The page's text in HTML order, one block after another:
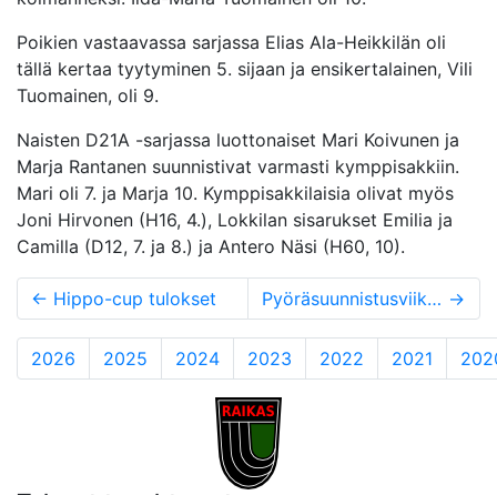
Poikien vastaavassa sarjassa Elias Ala-Heikkilän oli
tällä kertaa tyytyminen 5. sijaan ja ensikertalainen, Vili
Tuomainen, oli 9.
Naisten D21A -sarjassa luottonaiset Mari Koivunen ja
Marja Rantanen suunnistivat varmasti kymppisakkiin.
Mari oli 7. ja Marja 10. Kymppisakkilaisia olivat myös
Joni Hirvonen (H16, 4.), Lokkilan sisarukset Emilia ja
Camilla (D12, 7. ja 8.) ja Antero Näsi (H60, 10).
← Hippo-cup tulokset Pyöräsuunnistusviikonloppu Joutsassa ja Vierumäellä →
2026 2025 2024 2023 2022 2021